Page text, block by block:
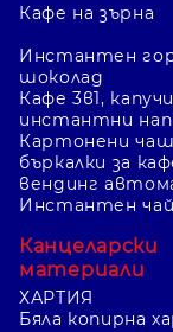
Кафе на зърна
Инстантен
шоколад
Кафе 3в1,
инстантни
Картонени
бъркалки за
вендинг
Инстантен чай
Канцеларски
материали
ХАРТИЯ
Бяла копирна